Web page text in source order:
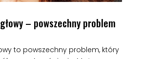
– powszechny problem
to powszechny problem, który